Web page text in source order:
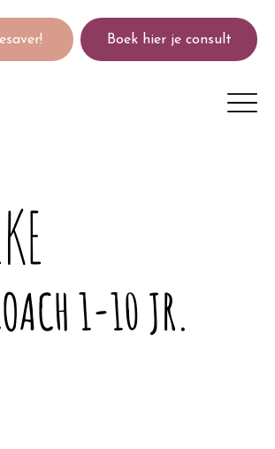
Boek hier je consult
1-10 JR.